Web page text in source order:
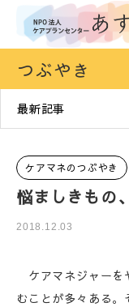
つぶやき
最新記事
ケアマネのつぶやき
悩ましきもの
2018.12.03
ケアマネジャーを
むことが多々ある。